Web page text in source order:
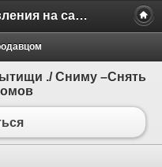
Бесплатные объявления на сайте MILAMO.ru
./ Сниму –Снять